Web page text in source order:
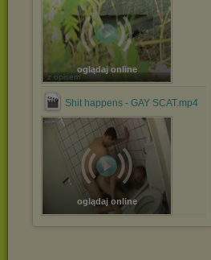
oglądaj online
z opisem
Shit happens - GAY SCAT.mp4
oglądaj online